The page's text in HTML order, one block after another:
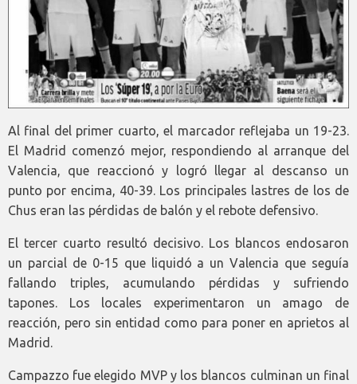
Al final del primer cuarto, el marcador reflejaba un 19-23.
El Madrid comenzó mejor, respondiendo al arranque del
Valencia, que reaccionó y logró llegar al descanso un
punto por encima, 40-39. Los principales lastres de los de
Chus eran las pérdidas de balón y el rebote defensivo.
El tercer cuarto resultó decisivo. Los blancos endosaron
un parcial de 0-15 que liquidó a un Valencia que seguía
fallando triples, acumulando pérdidas y sufriendo
tapones. Los locales experimentaron un amago de
reacción, pero sin entidad como para poner en aprietos al
Madrid.
Campazzo fue elegido MVP y los blancos culminan un final